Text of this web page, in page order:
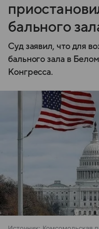
бального
Суд заявил, что для
бального зала в
Конгресса.